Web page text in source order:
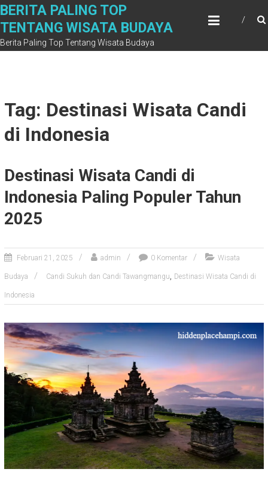
Skip
content
BERITA PALING TOP
TENTANG WISATA BUDAYA
Berita Paling Top Tentang Wisata Budaya
Tag: Destinasi Wisata Candi
di Indonesia
Destinasi Wisata Candi di
Indonesia Paling Populer Tahun
2025
Februari 21, 2025 admin 0 Komentar Wisata
Budaya Candi Sukuh dan Candi Tawangmangu, Destinasi Wisata Candi di
Indonesia